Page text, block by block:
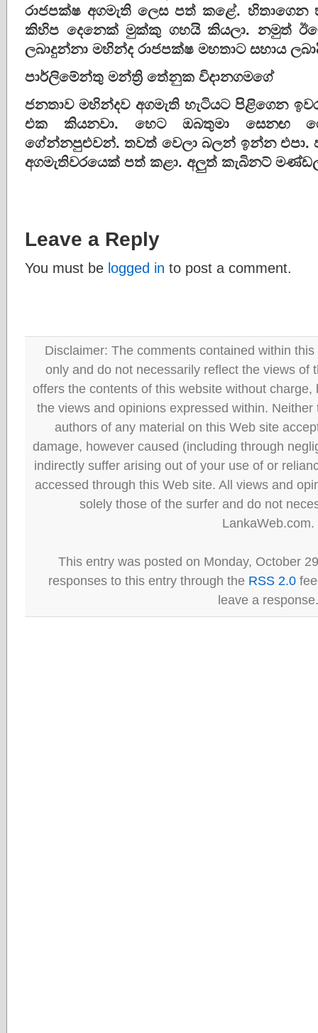
රාජපක්ෂ අගමැති ලෙස පත් කළේ. හිතාගෙන
කිහිප දෙනෙක් මුක්කු ගහයි කියලා. නමුත් ඊයේ
ලබාදුන්නා මහින්ද රාජපක්ෂ මහතාට සහාය
පාර්ලිමේන්තු මන්ත්‍රි තේනුක විදානගමගේ
ජනතාව මහින්දව අගමැති හැටියට පිළිගෙන
එක කියනවා. හෙට ඔබතුමා සෙනඟ
ගේන්නපුළුවන්. තවත් වෙලා බලන් ඉන්න එපා.
අගමැතිවරයෙක් පත් කළා. අලුත් කැබිනට්
Leave a Reply
You must be logged in to post a comment.
Disclaimer: The comments contained within
only and do not necessarily reflect the views of
offers the contents of this website without
the views and opinions expressed within.
authors of any material on this Web site
damage, however caused (including through
indirectly suffer arising out of your use of or
accessed through this Web site. All views and
solely those of the surfer and do not
LankaWeb.com.
This entry was posted on Monday, October
responses to this entry through the RSS 2.0
leave a response.